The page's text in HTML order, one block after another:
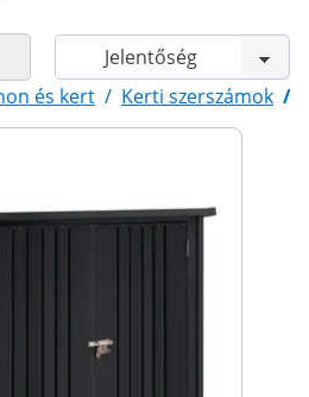
és kert / Kerti szerszámok /